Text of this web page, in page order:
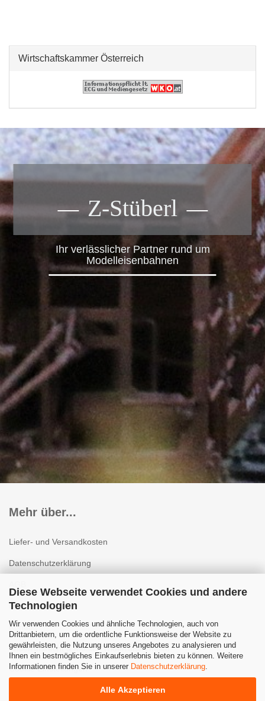
Diese Webseite verwendet Cookies und andere
Technologien
Wir verwenden Cookies und ähnliche Technologien, auch von
Drittanbietern, um die ordentliche Funktionsweise der Website zu
gewährleisten, die Nutzung unseres Angebotes zu analysieren und
Ihnen ein bestmögliches Einkaufserlebnis bieten zu können. Weitere
Informationen finden Sie in unserer Datenschutzerklärung
Alle Akzeptieren
Wirtschaftskammer Österreich
Z-Stüberl
Ihr verlässlicher Partner rund um
Modelleisenbahnen
Mehr über...
Liefer- und Versandkosten
Datenschutzerklärung
Impressum
Kontakt
Widerrufsrecht & Muster-Widerrufsformular
Cookie Einstellungen